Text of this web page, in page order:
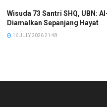
Wisuda 73 Santri SHQ, UBN:
Diamalkan Sepanjang Hayat
16 JULY 2026 21:48